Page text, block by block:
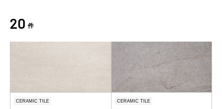
20 件
CERAMIC TILE CERAMIC TILE